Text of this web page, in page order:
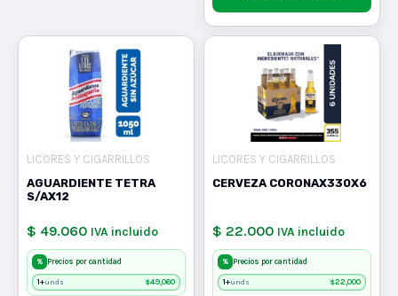
LICORES Y CIGARRILLOS
AGUARDIENTE TETRA
S/AX12
$ 49.060 IVA incluido
% Precios por cantidad
1+unds $49,060
LICORES Y CIGARRILLOS
CERVEZA CORONAX330X6
$ 22.000 IVA incluido
% Precios por cantidad
1+unds $22,000